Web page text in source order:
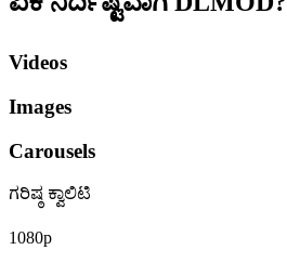
Videos
Images
Carousels
ಗರಿಷ್ಠ ಕ್ವಾಲಿಟಿ
1080p